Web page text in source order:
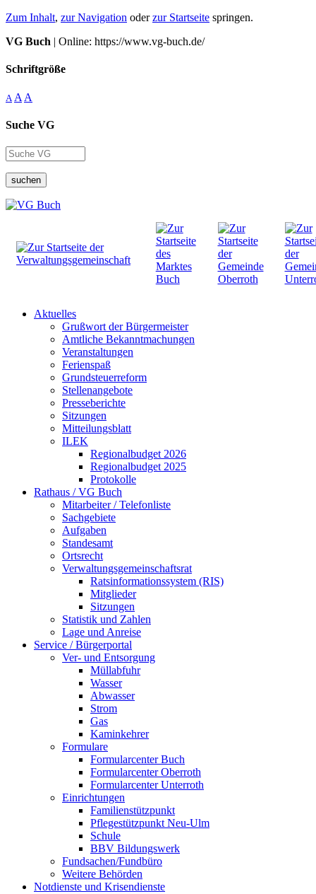
Zum Inhalt, zur Navigation oderzur Startseite springen.
VG Buch | Online: https://www.vg-buch.de/
Schriftgröße
A A A
Suche VG
suchen
Aktuelles
Grußwort der Bürgermeister
Amtliche Bekanntmachungen
Veranstaltungen
Ferienspaß
Grundsteuerreform
Stellenangebote
Presseberichte
Sitzungen
Mitteilungsblatt
ILEK
Regionalbudget 2026
Regionalbudget 2025
Protokolle
Rathaus / VG Buch
Mitarbeiter / Telefonliste
Sachgebiete
Aufgaben
Standesamt
Ortsrecht
Verwaltungsgemeinschaftsrat
Ratsinformationssystem (RIS)
Mitglieder
Sitzungen
Statistik und Zahlen
Lage und Anreise
Service / Bürgerportal
Ver- und Entsorgung
Müllabfuhr
Wasser
Abwasser
Strom
Gas
Kaminkehrer
Formulare
Formularcenter Buch
Formularcenter Oberroth
Formularcenter Unterroth
Einrichtungen
Familienstützpunkt
Pflegestützpunkt Neu-Ulm
Schule
BBV Bildungswerk
Fundsachen/Fundbüro
Weitere Behörden
Notdienste und Krisendienste